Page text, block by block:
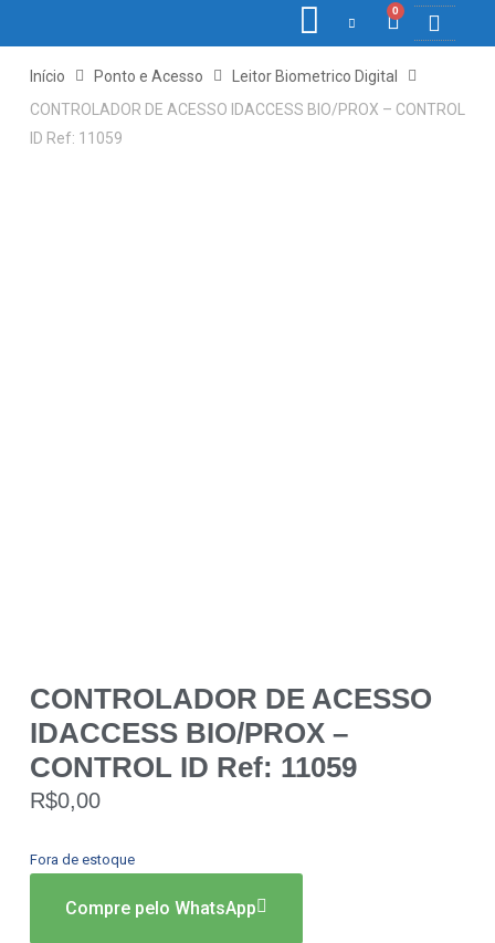
0
Início Ponto e Acesso
Leitor Biometrico Digital
CONTROLADOR DE ACESSO IDACCESS BIO/PROX – CONTROL
ID Ref: 11059
CONTROLADOR DE ACESSO
IDACCESS BIO/PROX –
CONTROL ID Ref: 11059
R$0,00
Fora de estoque
Compre pelo WhatsApp